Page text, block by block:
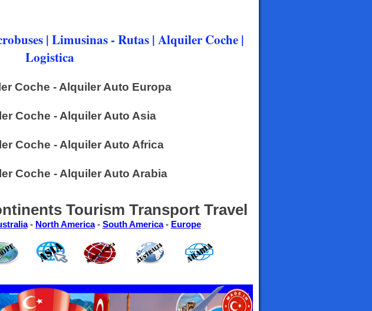
| Limusinas - Rutas | Alquiler Coche |
Logistica
Coche - Alquiler Auto Europa
Coche - Alquiler Auto Asia
Coche - Alquiler Auto Africa
Coche - Alquiler Auto Arabia
Tourism Transport Travel
- North America- South America- Europe